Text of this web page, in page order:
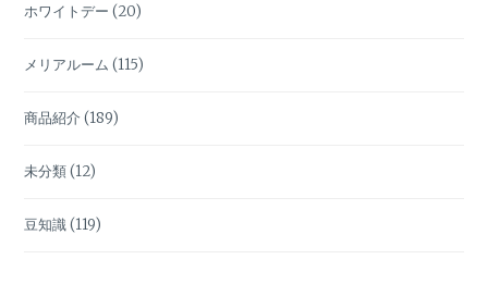
ホワイトデー (20)
メリアルーム (115)
商品紹介 (189)
未分類(12)
豆知識(119)